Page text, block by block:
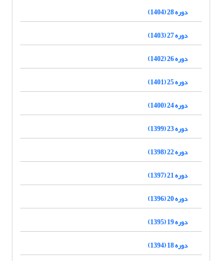
دوره 28 (1404)
دوره 27 (1403)
دوره 26 (1402)
دوره 25 (1401)
دوره 24 (1400)
دوره 23 (1399)
دوره 22 (1398)
دوره 21 (1397)
دوره 20 (1396)
دوره 19 (1395)
دوره 18 (1394)